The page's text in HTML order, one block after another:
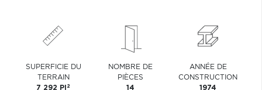
SUPERFICIE DU
TERRAIN
7 292 PI 2
NOMBRE DE
PIÈCES
14
ANNÉE DE
CONSTRUCTION
1974